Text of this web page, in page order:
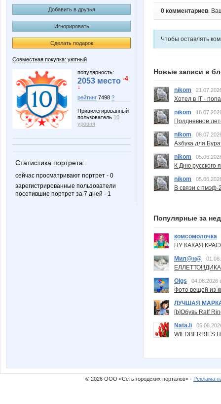
Добавить в друзья
Игнорировать
Сделать подарок
Совместная покупка: уютный
популярность:
2053 место -4
↓
рейтинг 7498 ?
Привилегированный
пользователь 10
уровня
Статистика портрета:
сейчас просматривают портрет - 0
зарегистрированные пользователи
посетившие портрет за 7 дней - 1
0 комментариев.
Чтобы оставлять
Новые записи в
nikom
Хотел в IT -
nikom
Полдневное
nikom
Азбука для
nikom
К Дню русского
nikom
В связи с пмэф-
Популярные за
комсомолочка
НУ КАКАЯ
Мил@н@
Olgs
04.08.2026
Фото вещей из
ЛУЧШАЯ
[b]Обувь Ralf
Nata.li
© 2026 ООО «Сеть городских порталов» · Реклама